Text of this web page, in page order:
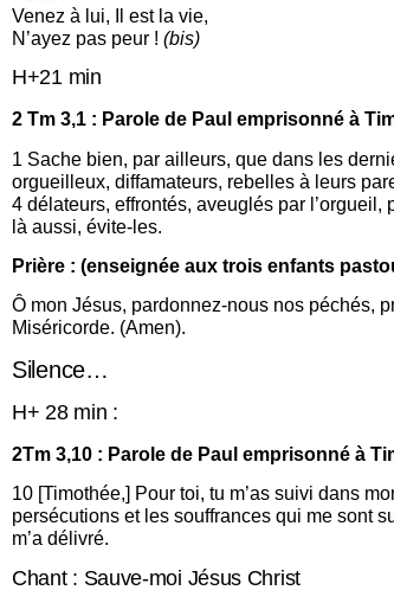
Venez à lui, Il est la vie,
N’ayez pas peur ! (bis)
H+21 min
2 Tm 3,1 : Parole de Paul emprisonné à
1 Sache bien, par ailleurs, que dans les
orgueilleux, diffamateurs, rebelles à leurs
4 délateurs, effrontés, aveuglés par
là aussi, évite-les.
Prière : (enseignée aux trois enfants
Ô mon Jésus, pardonnez-nous nos péchés,
Miséricorde. (Amen).
Silence…
H+ 28 min :
2Tm 3,10 : Parole de Paul emprisonné à
10 [Timothée,] Pour toi, tu m’as suivi dans
persécutions et les souffrances qui me sont
m’a délivré.
Chant : Sauve-moi Jésus Christ